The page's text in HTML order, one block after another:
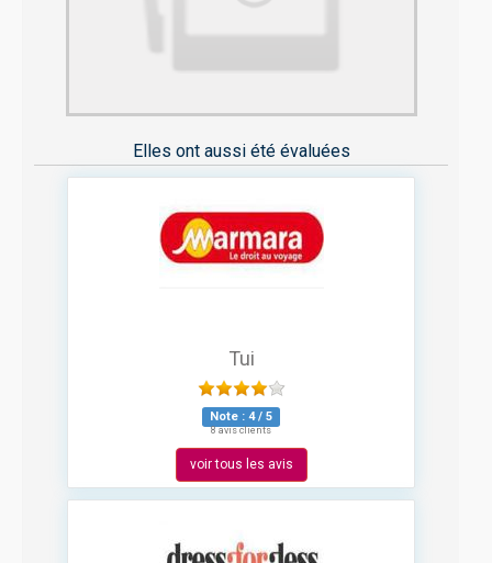
Elles ont aussi été évaluées
Tui
Note : 4/ 5
8 avis clients
voir tous les avis